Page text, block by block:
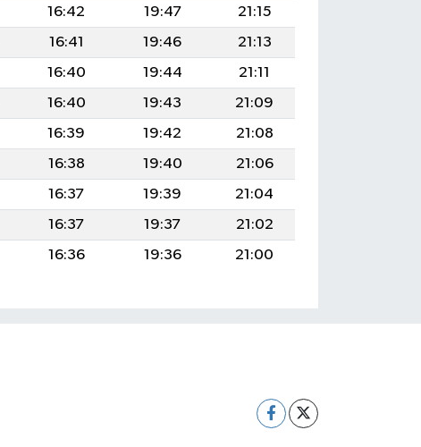
16:42 19:47
21:15
16:41 19:46
21:13
16:40 19:44
21:11
16:40 19:43
21:09
16:39 19:42
21:08
16:38 19:40
21:06
16:37 19:39
21:04
16:37 19:37
21:02
16:36 19:36 21:00